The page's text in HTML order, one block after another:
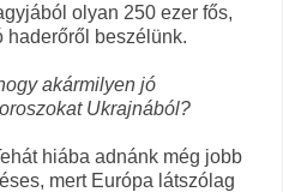
olyan 250 ezer fős,
haderőről beszélünk.
akármilyen jó
Ukrajnából?
hiába adnánk még jobb
mert Európa látszólag